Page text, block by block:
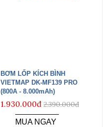
BƠM LỐP KÍCH BÌNH
VIETMAP DK-MF139 PRO
(800A - 8.000mAh)
1.930.000đ 2.390.000đ
MUA NGAY